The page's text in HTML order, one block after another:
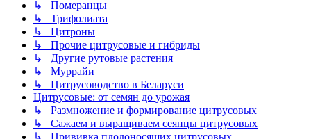
↳ Померанцы
↳ Трифолиата
↳ Цитроны
↳ Прочие цитрусовые и гибриды
↳ Другие рутовые растения
↳ Муррайи
↳ Цитрусоводство в Беларуси
Цитрусовые: от семян до урожая
↳ Размножение и формирование цитрусовых
↳ Сажаем и выращиваем сеянцы цитрусовых